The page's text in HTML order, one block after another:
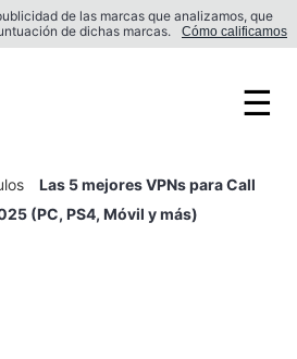
de las marcas que analizamos, que
de dichas marcas.
Cómo calificamos
☰
Las 5 mejores VPNs para Call
(PC, PS4, Móvil y más)